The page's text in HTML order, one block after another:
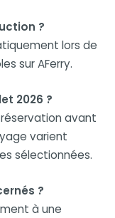
?
lors de
sur AFerry.
2026 ?
avant
varient
sélectionnées.
?
à une